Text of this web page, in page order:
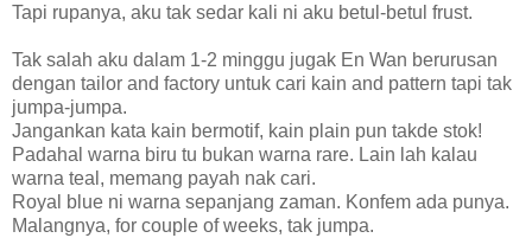
Tapi rupanya, aku tak sedar kali ni aku betul-betul frust.
Tak salah aku dalam 1-2 minggu jugak En Wan berurusan
dengan tailor and factory untuk cari kain and pattern tapi tak
jumpa-jumpa.
Jangankan kata kain bermotif, kain plain pun takde stok!
Padahal warna biru tu bukan warna rare. Lain lah kalau
warna teal, memang payah nak cari.
Royal blue ni warna sepanjang zaman. Konfem ada punya.
Malangnya, for couple of weeks, tak jumpa.